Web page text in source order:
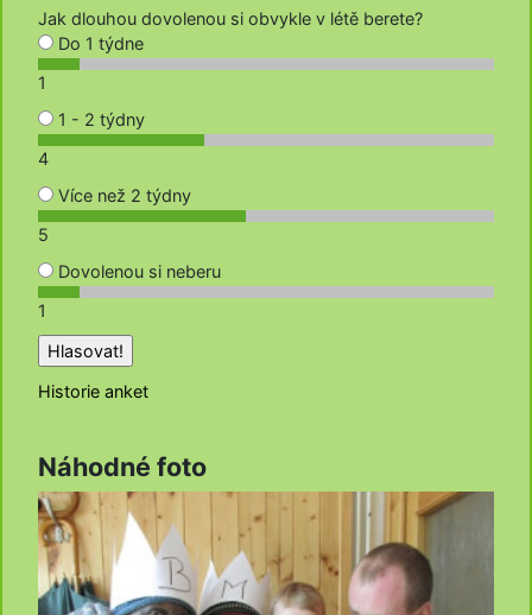
Jak dlouhou dovolenou si obvykle v létě berete?
Do 1 týdne
1
1 - 2 týdny
4
Více než 2 týdny
5
Dovolenou si neberu
1
Historie anket
Náhodné foto